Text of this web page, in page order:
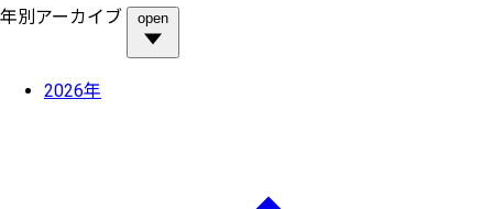
年別アーカイブ open
2026年